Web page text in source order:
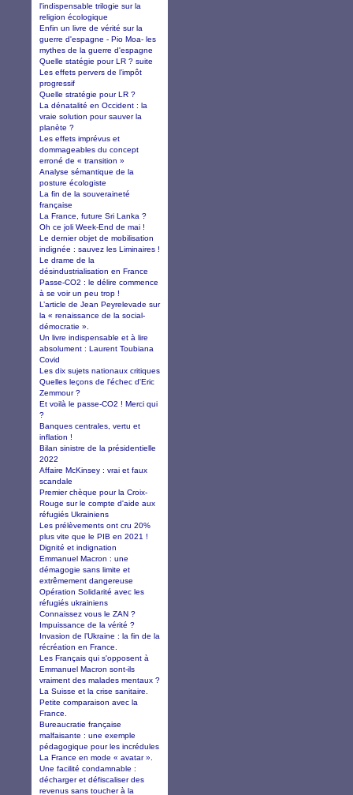
l'indispensable trilogie sur la
religion écologique
Enfin un livre de vérité sur la
guerre d'espagne - Pio Moa- les
mythes de la guerre d'espagne
Quelle statégie pour LR ? suite
Les effets pervers de l’impôt
progressif
Quelle stratégie pour LR ?
La dénatalité en Occident : la
vraie solution pour sauver la
planète ?
Les effets imprévus et
dommageables du concept
erroné de « transition »
Analyse sémantique de la
posture écologiste
La fin de la souveraineté
française
La France, future Sri Lanka ?
Oh ce joli Week-End de mai !
Le dernier objet de mobilisation
indignée : sauvez les Liminaires !
Le drame de la
désindustrialisation en France
Passe-CO2 : le délire commence
à se voir un peu trop !
L’article de Jean Peyrelevade sur
la « renaissance de la social-
démocratie ».
Un livre indispensable et à lire
absolument : Laurent Toubiana
Covid
Les dix sujets nationaux critiques
Quelles leçons de l'échec d'Eric
Zemmour ?
Et voilà le passe-CO2 ! Merci qui
?
Banques centrales, vertu et
inflation !
Bilan sinistre de la présidentielle
2022
Affaire McKinsey : vrai et faux
scandale
Premier chèque pour la Croix-
Rouge sur le compte d'aide aux
réfugiés Ukrainiens
Les prélèvements ont cru 20%
plus vite que le PIB en 2021 !
Dignité et indignation
Emmanuel Macron : une
démagogie sans limite et
extrêmement dangereuse
Opération Solidarité avec les
réfugiés ukrainiens
Connaissez vous le ZAN ?
Impuissance de la vérité ?
Invasion de l’Ukraine : la fin de la
récréation en France.
Les Français qui s'opposent à
Emmanuel Macron sont-ils
vraiment des malades mentaux ?
La Suisse et la crise sanitaire.
Petite comparaison avec la
France.
Bureaucratie française
malfaisante : une exemple
pédagogique pour les incrédules
La France en mode « avatar ».
Une facilité condamnable :
décharger et défiscaliser des
revenus sans toucher à la